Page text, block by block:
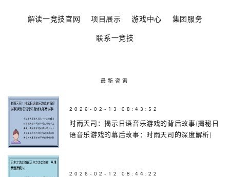
解读一竞技官网 项目展示 游戏中心 集团服务
联系一竞技
最新咨询
2026-02-13 08:43:52
时雨天司：揭示日语音乐游戏的背后故事(揭秘日
语音乐游戏的幕后故事：时雨天司的深度解析)
2026-02-12 08:44:22